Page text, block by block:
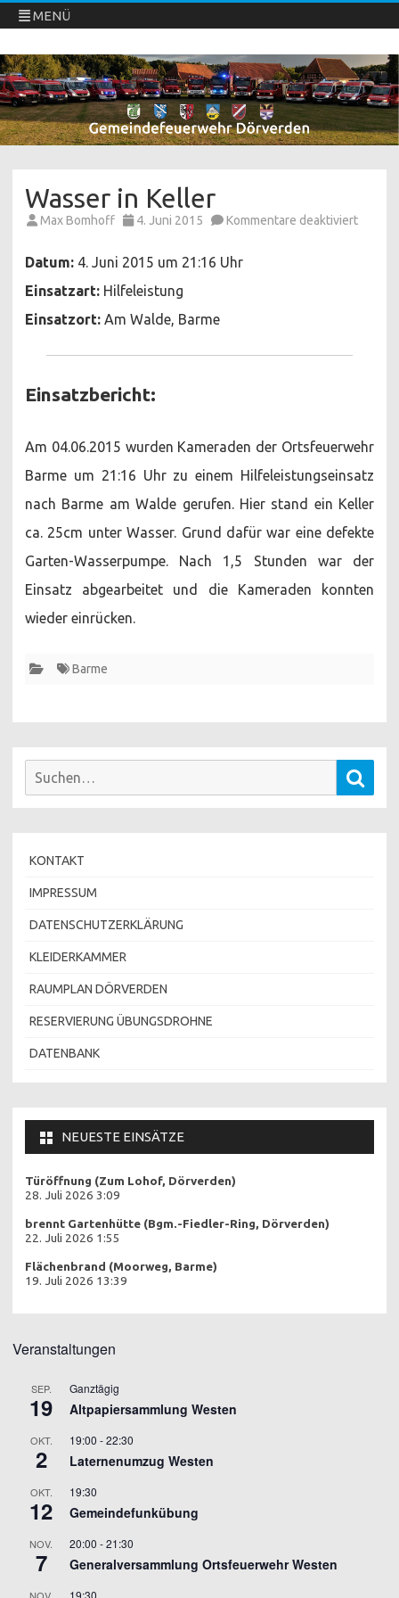
MENÜ
Freiwillige Feuerwehren Dörverden
Direkt
zum
Inhalt
springen
Wasser in Keller
Max Bomhoff 4. Juni 2015 Kommentare deaktiviertfür
Datum: 4. Juni 2015 um 21:16 Uhr
Einsatzart: Hilfeleistung
Einsatzort: Am Walde, Barme
Einsatzbericht:
Am 04.06.2015 wurden Kameraden der Ortsfeuerwehr
Barme um 21:16 Uhr zu einem Hilfeleistungseinsatz
nach Barme am Walde gerufen. Hier stand ein Keller
ca. 25cm unter Wasser. Grund dafür war eine defekte
Garten-Wasserpumpe. Nach 1,5 Stunden war der
Einsatz abgearbeitet und die Kameraden konnten
wieder einrücken.
Barme
Suchen
KONTAKT
IMPRESSUM
DATENSCHUTZERKLÄRUNG
KLEIDERKAMMER
RAUMPLAN DÖRVERDEN
RESERVIERUNG ÜBUNGSDROHNE
DATENBANK
NEUESTE EINSÄTZE
Türöffnung (Zum Lohof, Dörverden)
28. Juli 2026 3:09
brennt Gartenhütte (Bgm.-Fiedler-Ring, Dörverden)
22. Juli 2026 1:55
Flächenbrand (Moorweg, Barme)
19. Juli 2026 13:39
Veranstaltungen
SEP.
19
Ganztägig
Altpapiersammlung Westen
OKT.
2
19:00 -22:30
Laternenumzug Westen
OKT.
12
19:30
Gemeindefunkübung
NOV.
7
20:00 -21:30
Generalversammlung Ortsfeuerwehr Westen
NOV. 19:30